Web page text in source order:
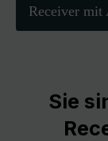
Receiver mit
Sie